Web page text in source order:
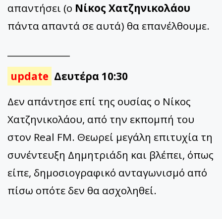
απαντήσει (ο Νίκος Χατζηνικολάου
πάντα απαντά σε αυτά) θα επανέλθουμε.
update Δευτέρα 10:30
Δεν απάντησε επί της ουσίας ο Νίκος
Χατζηνικολάου, από την εκπομπή του
στον Real FM. Θεωρεί μεγάλη επιτυχία τη
συνέντευξη Δημητριάδη και βλέπει, όπως
είπε, δημοσιογραφικό ανταγωνισμό από
πίσω οπότε δεν θα ασχοληθεί.